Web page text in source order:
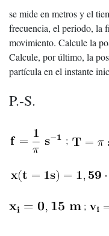
se mide en metros y el
frecuencia, el periodo, la
movimiento. Calcule la
Calcule, por último, la
partícula en el instante
P.-S.
;
;